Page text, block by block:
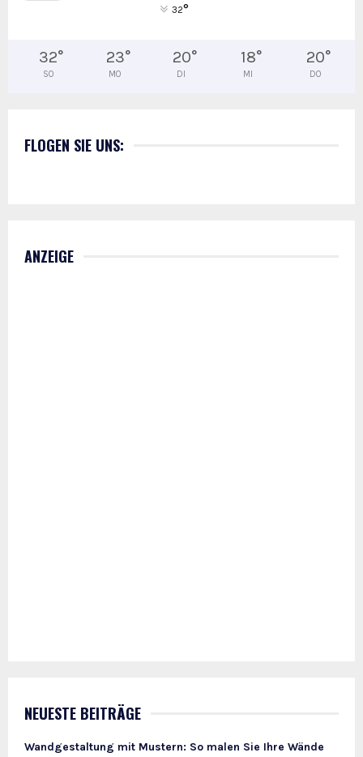
32°
32°
SO
23°
MO
20°
DI
18°
MI
20°
DO
FLOGEN SIE UNS:
ANZEIGE
NEUESTE BEITRÄGE
Wandgestaltung mit Mustern: So malen Sie Ihre Wände